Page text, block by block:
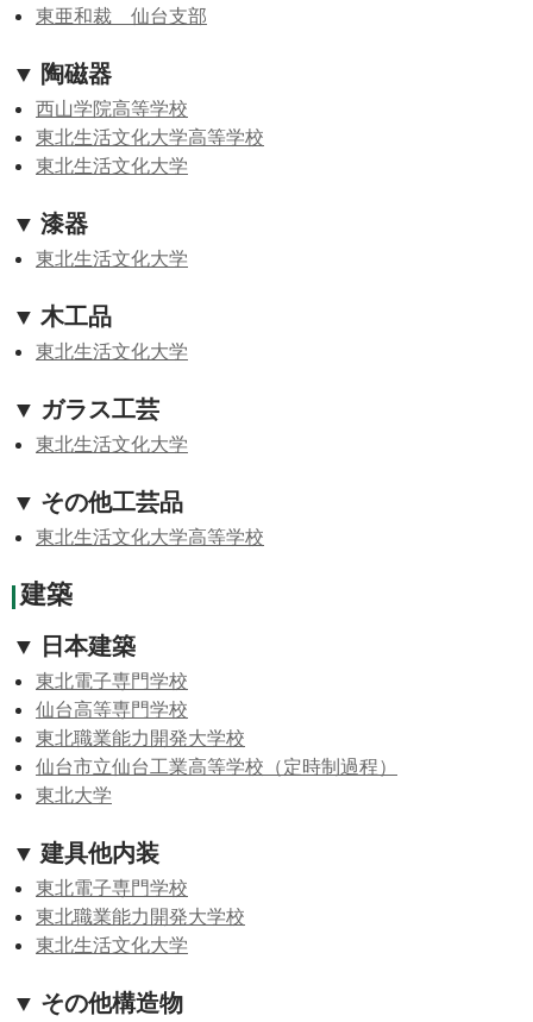
東亜和裁 仙台支部
▼ 陶磁器
西山学院高等学校
東北生活文化大学高等学校
東北生活文化大学
▼ 漆器
東北生活文化大学
▼ 木工品
東北生活文化大学
▼ ガラス工芸
東北生活文化大学
▼ その他工芸品
東北生活文化大学高等学校
建築
▼ 日本建築
東北電子専門学校
仙台高等専門学校
東北職業能力開発大学校
仙台市立仙台工業高等学校（定時制過程）
東北大学
▼ 建具他内装
東北電子専門学校
東北職業能力開発大学校
東北生活文化大学
▼ その他構造物